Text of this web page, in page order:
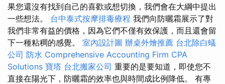
果您還沒有找到自己的喜歡或想切換，我們會在大綱中提出
一些想法。 台中泰式按摩排毒療程 我們向防曬霜展示了對
我們非常有益的價格，因為它們不僅有效保護，而且還會留
下一種粘稠的感覺。 室內設計圖 辦桌外燴推薦 台北除白蟻
公司 防水 Comprehensive Accounting Firm CPA
Solutions 寶塔 台北搬家公司 重要的是要知道，即使您不
直接在陽光下，防曬霜的效率也與時間成比例降低。 有專